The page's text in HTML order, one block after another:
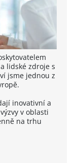
lidské zdroje s
jsme jednou z
inovativní a
v oblasti
na trhu